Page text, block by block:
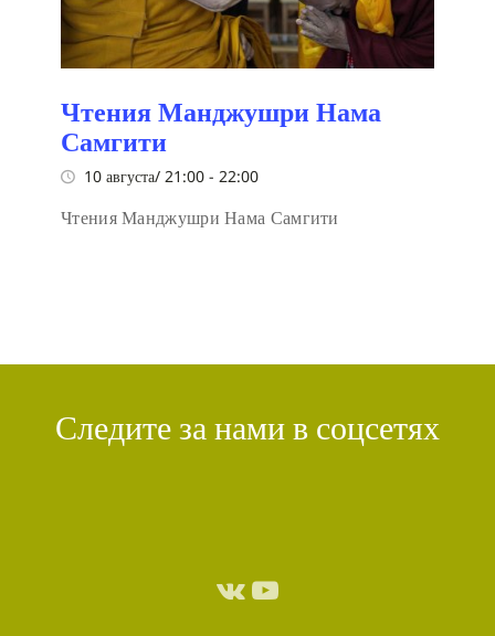
Чтения Манджушри Нама
Самгити
10 августа/ 21:00 - 22:00
Чтения Манджушри Нама Самгити
Следите за нами в соцсетях